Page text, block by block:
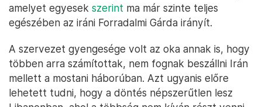
amelyet egyesek szerint ma már szinte teljes
egészében az iráni Forradalmi Gárda irányít.
A szervezet gyengesége volt az oka annak is, hogy
többen arra számítottak, nem fognak beszállni Irán
mellett a mostani háborúban. Azt ugyanis előre
lehetett tudni, hogy a döntés népszerűtlen lesz